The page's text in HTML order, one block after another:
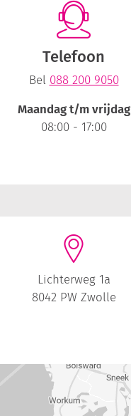
Telefoon
Bel 088 200 9050
Maandag t/m vrijdag
08:00 - 17:00
Lichterweg 1a
8042 PW Zwolle